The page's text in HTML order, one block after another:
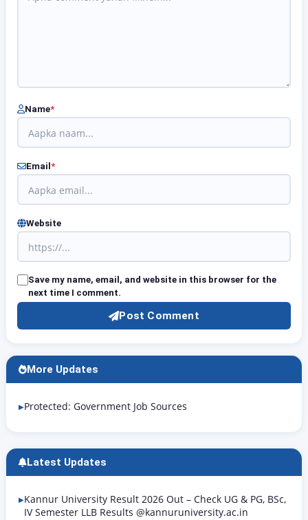
Name*
Email *
Website
Save my name, email, and website in this browser for the
next time I comment.
Post Comment
More Updates
Protected: Government Job Sources
Latest Updates
Kannur University Result 2026 Out – Check UG & PG, BSc,
IV Semester LLB Results @kannuruniversity.ac.in